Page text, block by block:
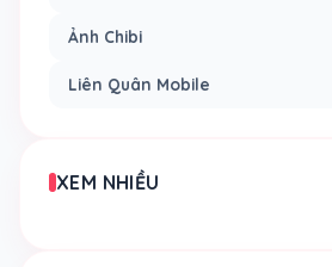
Ảnh Chibi
Liên Quân Mobile
XEM NHIỀU